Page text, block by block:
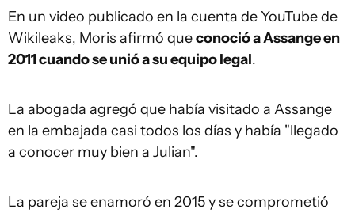
En un video publicado en la cuenta de YouTube de
Wikileaks, Moris afirmó queconoció a Assange en
2011 cuando se unió a su equipo legal.
La abogada agregó que había visitado a Assange
en la embajada casi todos los días y había "llegado
a conocer muy bien a Julian".
La pareja se enamoró en 2015 y se comprometió